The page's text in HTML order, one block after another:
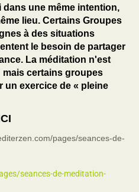
une même intention,
lieu. Certains Groupes
à des situations
le besoin de partager
La méditation n'est
certains groupes
un exercice de « pleine
pages/seances-de-
seances-de-meditation-